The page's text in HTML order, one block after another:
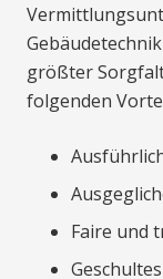
größter
folgenden
Faire und